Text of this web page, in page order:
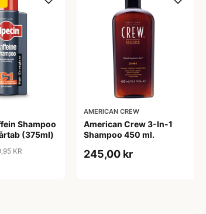
Shampoo
(375ml)
KR
AMERICAN CREW
American Crew 3-In-1
Shampoo 450 ml.
245,00 kr